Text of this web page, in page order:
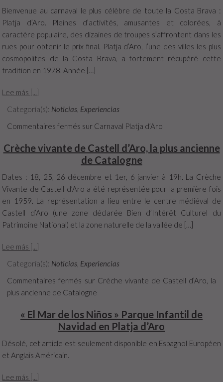
Bienvenue au carnaval le plus célèbre de toute la Costa Brava :
Platja d’Aro. Pleines d’activités, amusantes et colorées, à
caractère populaire, des dizaines de troupes s’affrontent dans les
rues pour obtenir le prix final. Platja d’Aro, l’une des villes les plus
cosmopolites de la Costa Brava, a fortement récupéré cette
tradition en 1978. Année […]
Lee más [...]
Categoría(s): Noticias Experiencias
Commentaires fermés sur Carnaval Platja d’Aro
Crèche vivante de Castell d’Aro, la plus ancienne
de Catalogne
Dates : 18, 25, 26 décembre et 1er, 6 janvier à 19h. La Crèche
Vivante de Castell d’Aro a été représentée pour la première fois
en 1959. La représentation a lieu entre le centre médiéval de
Castell d’Aro (une zone déclarée Bien d’Intérêt Culturel du
Patrimoine National) et la zone naturelle de la vallée de […]
Lee más [...]
Categoría(s): Noticias Experiencias
Commentaires fermés sur Crèche vivante de Castell d’Aro, la
plus ancienne de Catalogne
« El Mar de los Niños » Parque Infantil de
Navidad en Platja d’Aro
Désolé, cet article est seulement disponible en Espagnol Européen
et Anglais Américain.
Lee más [...]